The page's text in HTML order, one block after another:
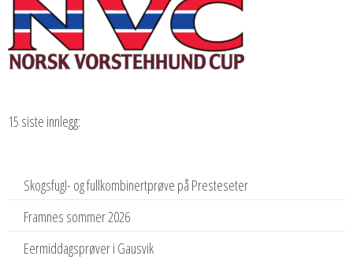
15 siste innlegg:
Skogsfugl- og fullkombinertprøve på Presteseter
Framnes sommer 2026
Eermiddagsprøver i Gausvik